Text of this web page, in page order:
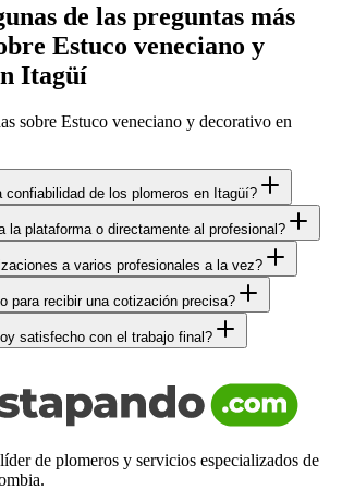
de las preguntas más
Estuco veneciano y
Itagüí
sobre Estuco veneciano y decorativo en
confiabilidad de los plomeros en Itagüí?
la plataforma o directamente al profesional?
a varios profesionales a la vez?
para recibir una cotización precisa?
satisfecho con el trabajo final?
de plomeros y servicios especializados de